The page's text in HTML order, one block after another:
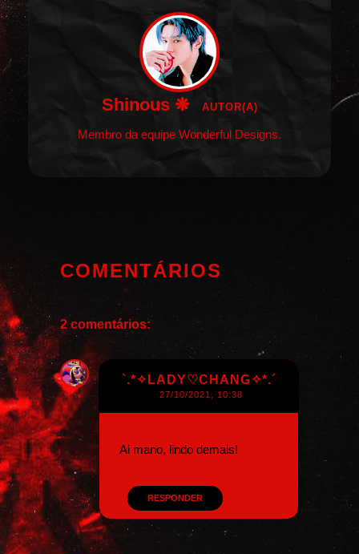
Shinous ❋ AUTOR(A)
Membro da equipe Wonderful Designs.
COMENTÁRIOS
2 comentários:
`.*✧LADY♡CHANG✧*.´
27/10/2021, 10:38
Ai mano, lindo demais!
RESPONDER